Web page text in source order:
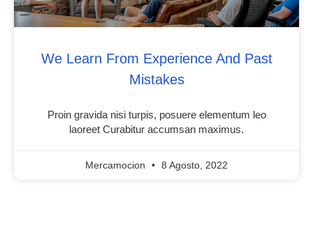
We Learn From Experience And Past
Mistakes
Proin gravida nisi turpis, posuere elementum leo
laoreet Curabitur accumsan maximus.
Mercamocion 8 Agosto, 2022